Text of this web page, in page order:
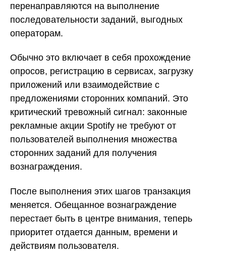
перенаправляются на выполнение
последовательности заданий, выгодных
операторам.
Обычно это включает в себя прохождение
опросов, регистрацию в сервисах, загрузку
приложений или взаимодействие с
предложениями сторонних компаний. Это
критический тревожный сигнал: законные
рекламные акции Spotify не требуют от
пользователей выполнения множества
сторонних заданий для получения
вознаграждения.
После выполнения этих шагов транзакция
меняется. Обещанное вознаграждение
перестает быть в центре внимания, теперь
приоритет отдается данным, времени и
действиям пользователя.